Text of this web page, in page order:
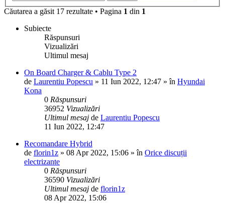
Căutarea a găsit 17 rezultate • Pagina 1 din 1
Subiecte
Răspunsuri
Vizualizări
Ultimul mesaj
On Board Charger & Cablu Type 2
de Laurentiu Popescu » 11 Iun 2022, 12:47 » în Hyundai
Kona
0 Răspunsuri
36952 Vizualizări
Ultimul mesaj de Laurentiu Popescu
11 Iun 2022, 12:47
Recomandare Hybrid
de florin1z » 08 Apr 2022, 15:06 » în Orice discuții
electrizante
0 Răspunsuri
36590 Vizualizări
Ultimul mesaj de florin1z
08 Apr 2022, 15:06